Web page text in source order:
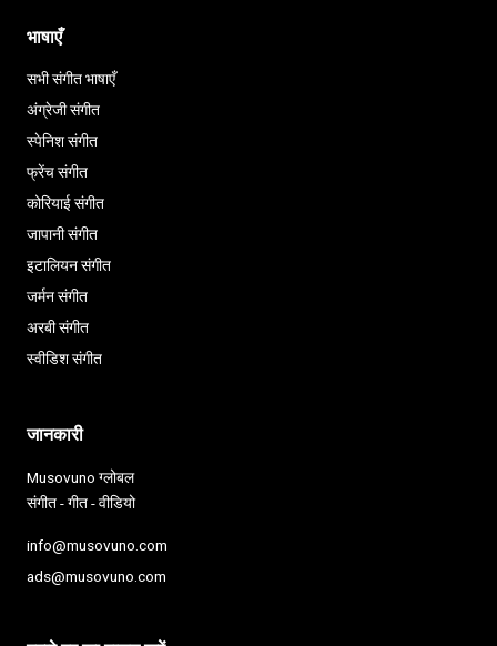
भाषाएँ
सभी संगीत भाषाएँ
अंग्रेजी संगीत
स्पेनिश संगीत
फ्रेंच संगीत
कोरियाई संगीत
जापानी संगीत
इटालियन संगीत
जर्मन संगीत
अरबी संगीत
स्वीडिश संगीत
जानकारी
Musovuno ग्लोबल
संगीत - गीत - वीडियो
info@musovuno.com
ads@musovuno.com